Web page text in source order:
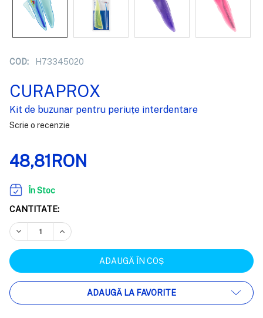
COD: H73345020
CURAPROX
Kit de buzunar pentru periuțe interdentare
Scrie o recenzie
48,81RON
În Stoc
CANTITATE:
REDUCEȚI CANTITATEA:
CREȘTEȚI CANTITATEA:
ADAUGĂ LA FAVORITE